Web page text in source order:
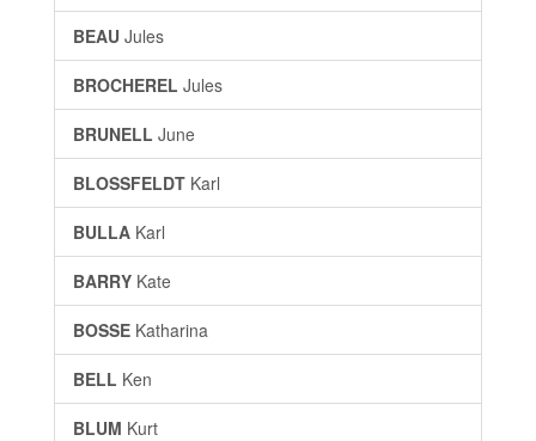
BEAU Jules
BROCHEREL Jules
BRUNELL June
BLOSSFELDT Karl
BULLA Karl
BARRY Kate
BOSSE Katharina
BELL Ken
BLUM Kurt